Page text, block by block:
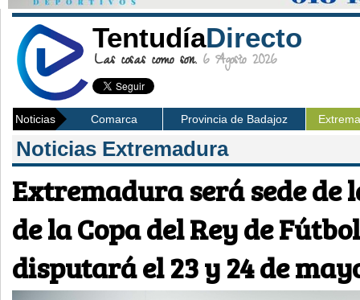
TentudíaDirecto
Las cosas como son. 6 Agosto 2026
Noticias Comarca Provincia de Badajoz
Noticias Extremadura
Extremadura será sede de
de la Copa del Rey de
disputará el 23 y 24 de